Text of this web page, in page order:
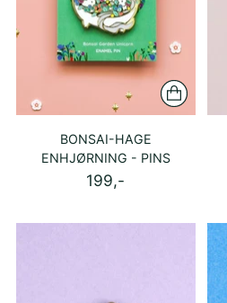
BONSAI-HAGE
ENHJØRNING - PINS
199,-